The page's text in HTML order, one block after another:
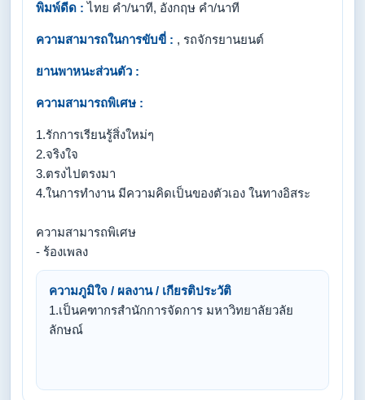
พิมพ์ดีด : ไทย คำ/นาที, อังกฤษ คำ/นาที
ความสามารถในการขับขี่ : , รถจักรยานยนต์
ยานพาหนะส่วนตัว :
ความสามารถพิเศษ :
1.รักการเรียนรู้สิ่งใหม่ๆ
2.จริงใจ
3.ตรงไปตรงมา
4.ในการทำงาน มีความคิดเป็นของตัวเอง ในทางอิสระ
ความสามารถพิเศษ
- ร้องเพลง
ความภูมิใจ / ผลงาน / เกียรติประวัติ
1.เป็นคฑากรสำนักการจัดการ มหาวิทยาลัยวลัย
ลักษณ์